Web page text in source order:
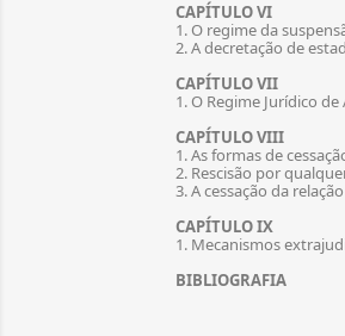
CAPÍTULO VI
1. O regime da
2. A decretação de
CAPÍTULO VII
1. O Regime Jurídico
CAPÍTULO VIII
1. As formas de
2. Rescisão por
3. A cessação da
CAPÍTULO IX
1. Mecanismos
BIBLIOGRAFIA